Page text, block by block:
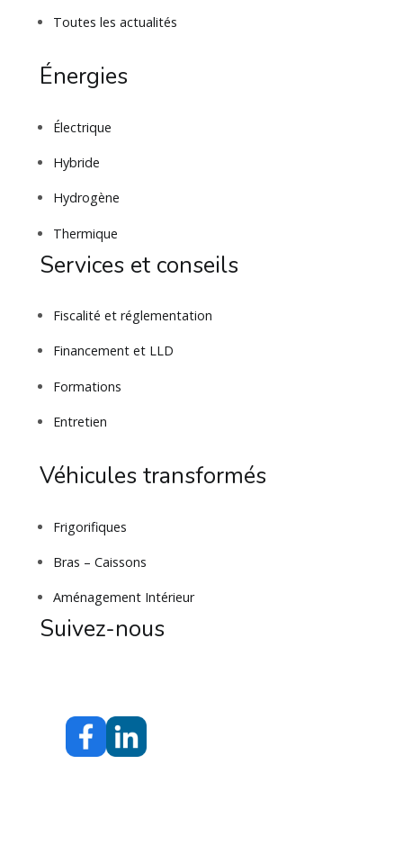
Toutes les actualités
Énergies
Électrique
Hybride
Hydrogène
Thermique
Services et conseils
Fiscalité et réglementation
Financement et LLD
Formations
Entretien
Véhicules transformés
Frigorifiques
Bras – Caissons
Aménagement Intérieur
Suivez-nous